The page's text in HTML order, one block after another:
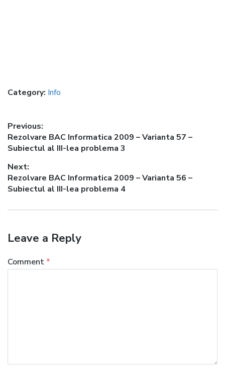
Category: Info
Post
navigation
Previous:
Previous
post:
Rezolvare BAC Informatica 2009 – Varianta 57 –
Subiectul al III-lea problema 3
Next:
Next
post:
Rezolvare BAC Informatica 2009 – Varianta 56 –
Subiectul al III-lea problema 4
Leave a Reply
Comment *